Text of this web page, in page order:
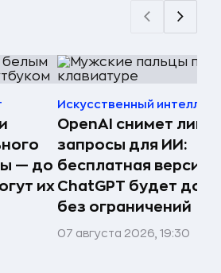
— до
их
Искусственный
OpenAI снимет
запросы для ИИ:
бесплатная версия
ChatGPT будет
без ограничений
07 августа 2026, 19:30